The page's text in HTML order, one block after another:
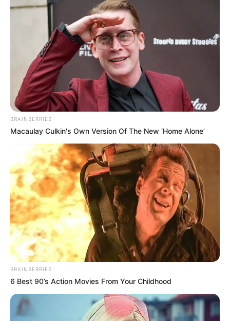
·1 min read
ΑΣΤΥΝΟΜΙΚΆ
Απάτη- μαμούθ σε βάρος του ΕΟΠΥΥ: Δύο γιατροί
και τρεις φαρμακοποιοί προφυλακίστηκαν
20/09/2024, 18:16 1 min read
05 ΑΣΤΥΝΟΜΙΚΆ
Θύμα εκβιασμού έπεσε ανήλικος – Άγνωστος
κοινοποίησε προσωπικές του στιγμές
21/09/2024, 13:19 1 min read
NEWSLETTER
Οι σημαντικότερες ειδήσεις κάθε πρωί.
ΕΓΓΡΑΦΉ
POPULAR TOPICS
Κρήτη
Πάτρα
Τέμπη
BRAINBERRIES
Macaulay Culkin's Own Version Of The New ‘Home Alone’
BRAINBERRIES
6 Best 90’s Action Movies From Your Childhood